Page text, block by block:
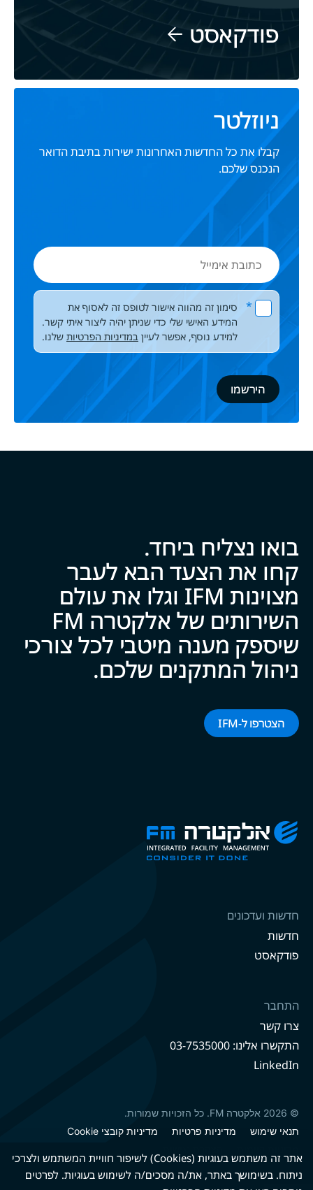
פודקאסט
ניוזלטר
קבלו את כל החדשות האחרונות ישירות בתיבת הדואר
הנכנס שלכם.
כתובת
אימייל
Please leave this field empty.
*
סימון זה מהווה אישור לטופס זה לאסוף את
המידע האישי שלי כדי שניתן יהיה ליצור איתי קשר.
למידע נוסף, אפשר לעיין במדיניות הפרטיות שלנו.
בואו נצליח ביח‍‍ד.
קחו את הצעד הבא לעבר
מצוינות IFM וגלו את עולם
השירותים של אלקטרה FM
שיספק מענה מיטבי לכל צ‍‍ו‍‍רכי
ניהול המתקנים של‍‍כם.
הצטרפו ל-‌‌IFM‌‌
חדשות ועדכונים
חדשות
פודקאסט
התחבר
צרו קשר
התקשרו אלינו: 03-7535000
LinkedIn
© 2026 אלקטרה FM. כל הזכויות שמורות.
תנאי שימוש
מדיניות פרטיות
מדיניות קובצי Cookie
אתר זה משתמש בעוגיות (Cookies) לשיפור חוויית המשתמש ולצרכי
ניתוח. בשימושך באתר, את/ה מסכים/ה לשימוש בעוגיות. לפרטים